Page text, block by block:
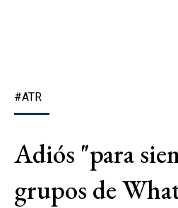
#ATR
Adiós "para
grupos de